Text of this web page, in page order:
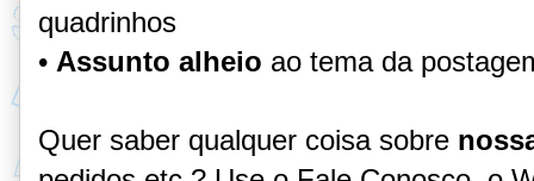
quadrinhos
• Assunto alheio ao tema da
Quer saber qualquer coisa sobre